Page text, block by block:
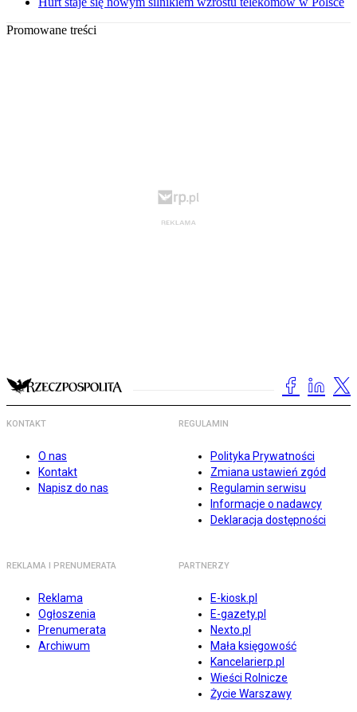
Promowane treści
KONTAKT
O nas
Kontakt
Napisz do nas
REGULAMIN
Polityka Prywatności
Zmiana ustawień zgód
Regulamin serwisu
Informacje o nadawcy
Deklaracja dostępności
REKLAMA I PRENUMERATA
Reklama
Ogłoszenia
Prenumerata
Archiwum
PARTNERZY
E-kiosk.pl
E-gazety.pl
Nexto.pl
Mała księgowość
Kancelarierp.pl
Wieści Rolnicze
Życie Warszawy